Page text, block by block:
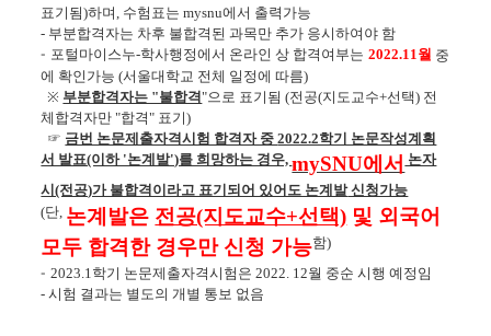
표기됨)하며, 수험표는 mysnu에서 출력가능
- 부분합격자는 차후 불합격된 과목만 추가 응시하여야 함
- 포털마이스누-학사행정에서 온라인 상 합격여부는 2022.11월 중
에 확인가능 (서울대학교 전체 일정에 따름)
※ 부분합격자는 "불합격"으로 표기됨 (전공(지도교수+선택) 전
체합격자만 "합격" 표기)
☞ 금번 논문제출자격시험 합격자 중2022.2학기 논문작성계획
서 발표(이하 '논계발')를 희망하는 경우,mySNU에서 논자
시(전공)가 불합격이라고 표기되어 있어도 논계발신청가능
(단, 논계발은 전공(지도교수+선택) 및 외국어
모두 합격한 경우만 신청 가능함)
-2023.1학기 논문제출자격시험 은2022. 12월 중순 시행 예정임
- 시험 결과는 별도의 개별 통보 없음